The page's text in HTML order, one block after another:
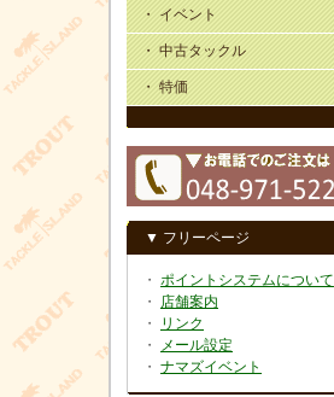
・ イベント
・ 中古タックル
・ 特価
▼ フリーページ
・ ポイントシステムについて
・ 店舗案内
・
リンク
・
メール設定
・ ナマズイベント